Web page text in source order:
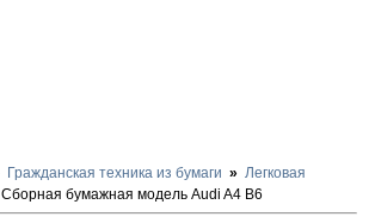
Гражданская техника из бумаги
Легковая
Сборная бумажная модель Audi A4 B6